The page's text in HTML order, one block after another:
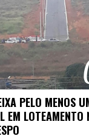
PELO MENOS
EM LOTEAMENTO